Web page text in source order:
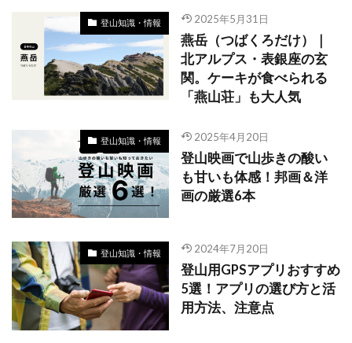
登山知識・情報 2025年5月31日
燕岳（つばくろだけ）｜
北アルプス・表銀座の玄
関。ケーキが食べられる
「燕山荘」も大人気
登山知識・情報 2025年4月20日
登山映画で山歩きの酸い
も甘いも体感！邦画＆洋
画の厳選6本
登山知識・情報 2024年7月20日
登山用GPSアプリおすすめ
5選！アプリの選び方と活
用方法、注意点